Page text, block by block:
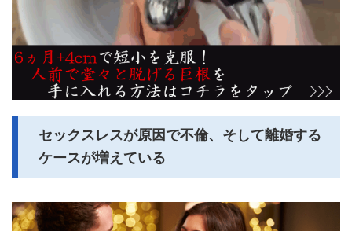
セックスレスが原因で不倫、そして離婚する
ケースが増えている